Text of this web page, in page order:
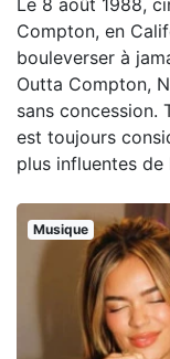
Le 8 août 1988,
Compton, en
bouleverser à
Outta Compton,
sans concession.
est toujours
plus influentes
Musique